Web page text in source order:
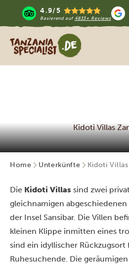
4.9/5
Basierend auf 4833+ Reviews
Tanzania Specialist
Kidoti Villas
Home Unterkünfte Kidoti
Die Kidoti Villas sind zwei
gleichnamigen
der Insel Sansibar. Die Villen
kleinen Klippe inmitten eines
sind ein idyllischer Rückzugsort
Ruhesuchende. Die